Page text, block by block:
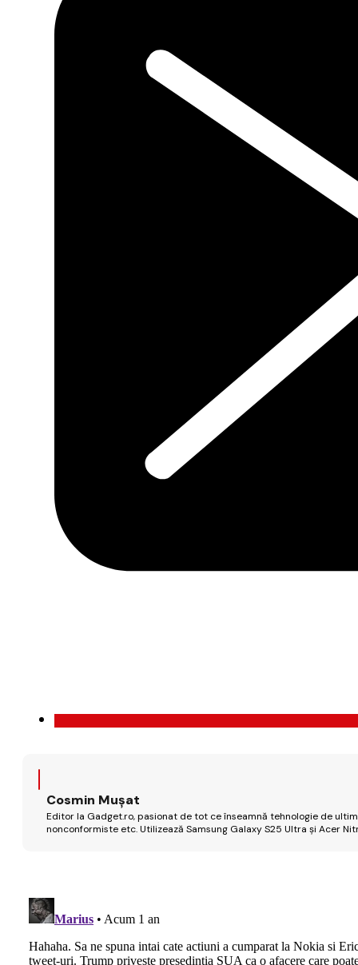
Cosmin Mușat
Editor la Gadget.ro, pasionat de tot ce înseamnă tehnologie de
nonconformiste etc. Utilizează Samsung Galaxy S25 Ultra și Acer